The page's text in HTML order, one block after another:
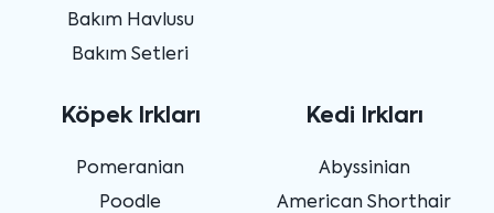
Bakım Havlusu
Bakım Setleri
Köpek Irkları
Pomeranian
Poodle
Kedi Irkları
Abyssinian
American Shorthair